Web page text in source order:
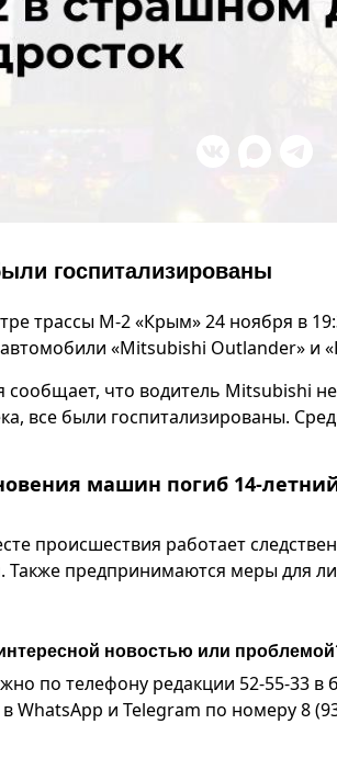
госпитализированы
трассы М-2 «Крым» 24 ноября в
«Mitsubishi Outlander» и
сообщает, что водитель Mitsubishi
все были госпитализированы.
машин погиб 14-
происшествия работает
Также предпринимаются меры для
новостью или
по телефону редакции 52-55-33 в
и Telegram по номеру 8